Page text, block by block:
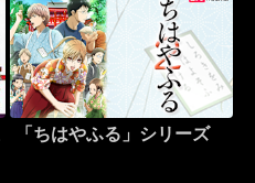
「ちはやふる」シリーズ